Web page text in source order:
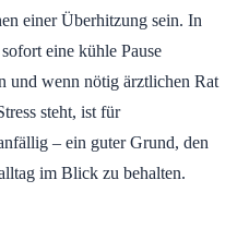
einer Überhitzung sein. In
eine kühle Pause
und wenn nötig ärztlichen Rat
steht, ist für
– ein guter Grund, den
im Blick zu behalten.